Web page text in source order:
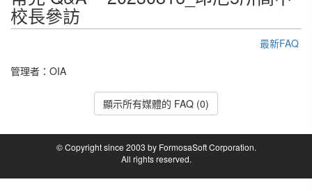
校長參訪
最新FAQ
管理者： OIA
顯示所有媒體的 FAQ (0)
© Copyright since 2003 by FormosaSoft Corporation.
All rights reserved.